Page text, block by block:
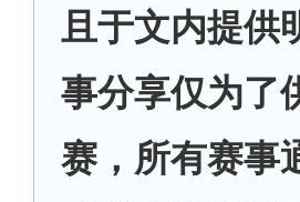
且于文内提供
事分享仅为了
赛，所有赛事